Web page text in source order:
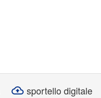
sportello digitale